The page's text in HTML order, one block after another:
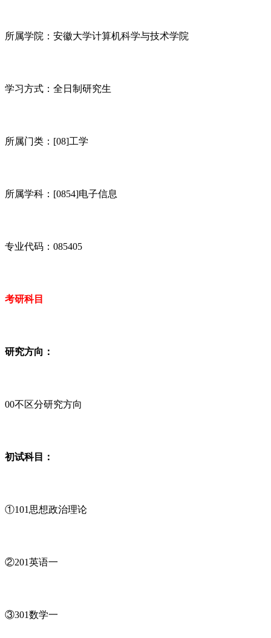
所属学院：安徽大学计算机科学与技术学院
学习方式：全日制研究生
所属门类：[08]工学
所属学科：[0854]电子信息
专业代码：085405
考研科目
研究方向：
00不区分研究方向
初试科目：
①101思想政治理论
②201英语一
③301数学一